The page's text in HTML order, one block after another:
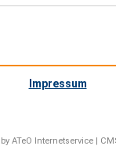
Impressum
by ATeO Internetservice|